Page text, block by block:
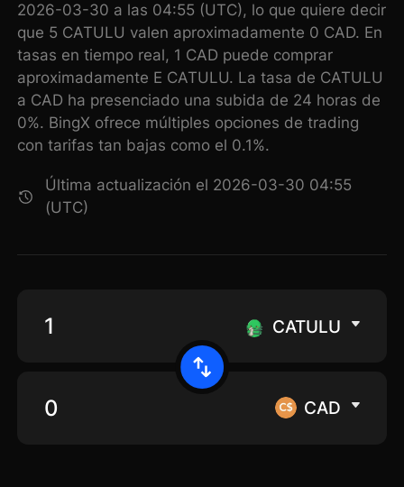
2026-03-30 a las 04:55 (UTC), lo que quiere decir
que 5 CATULU valen aproximadamente 0 CAD. En
tasas en tiempo real, 1 CAD puede comprar
aproximadamente E CATULU. La tasa de CATULU
a CAD ha presenciado una subida de 24 horas de
0%. BingX ofrece múltiples opciones de trading
con tarifas tan bajas como el 0.1%.
Última actualización el 2026-03-30 04:55
(UTC)
CATULU
CAD